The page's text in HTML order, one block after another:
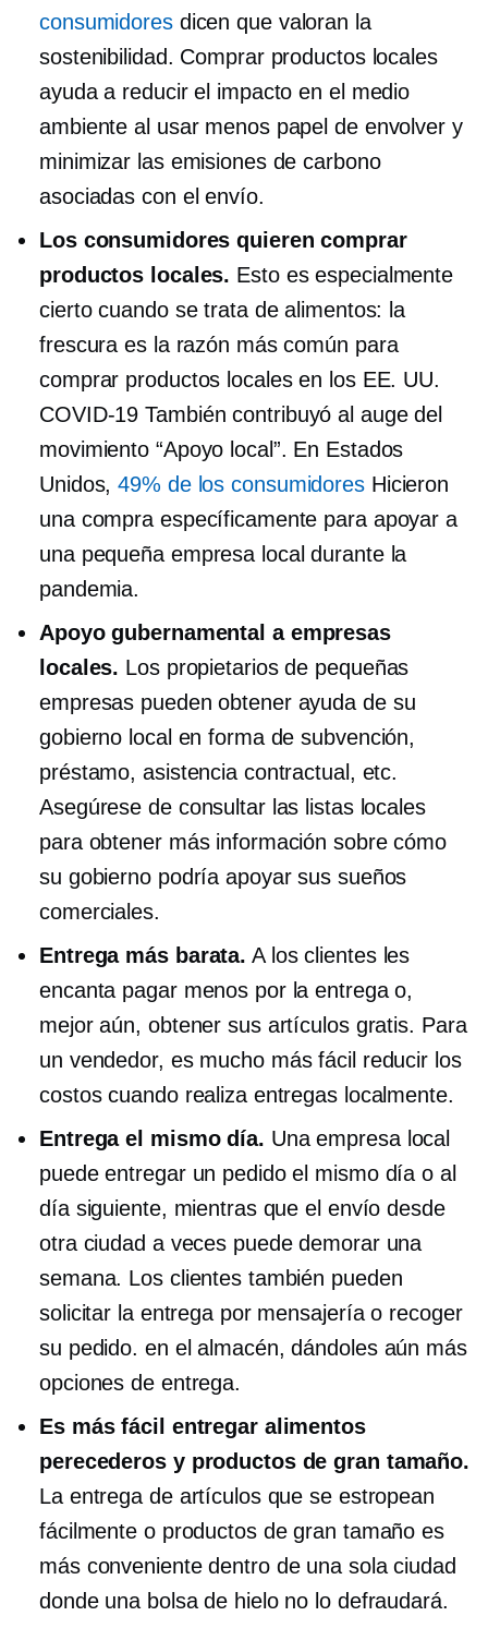
consumidoresdicen que valoran la
sostenibilidad. Comprar productos locales
ayuda a reducir el impacto en el medio
ambiente al usar menos papel de envolver y
minimizar las emisiones de carbono
asociadas con el envío.
Los consumidores quieren comprar
productos locales. Esto es especialmente
cierto cuando se trata de alimentos: la
frescura es la razón más común para
comprar productos locales en los EE. UU.
COVID-19 También contribuyó al auge del
movimiento “Apoyo local”. En Estados
Unidos,49% de los consumidoresHicieron
una compra específicamente para apoyar a
una pequeña empresa local durante la
pandemia.
Apoyo gubernamental a empresas
locales. Los propietarios de pequeñas
empresas pueden obtener ayuda de su
gobierno local en forma de subvención,
préstamo, asistencia contractual, etc.
Asegúrese de consultar las listas locales
para obtener más información sobre cómo
su gobierno podría apoyar sus sueños
comerciales.
Entrega más barata. A los clientes les
encanta pagar menos por la entrega o,
mejor aún, obtener sus artículos gratis. Para
un vendedor, es mucho más fácil reducir los
costos cuando realiza entregas localmente.
Entrega el mismo día. Una empresa local
puede entregar un pedido el mismo día o al
día siguiente, mientras que el envío desde
otra ciudad a veces puede demorar una
semana. Los clientes también pueden
solicitar la entrega por mensajería o recoger
su pedido. en el almacén, dándoles aún más
opciones de entrega.
Es más fácil entregar alimentos
perecederos y productos de gran tamaño.
La entrega de artículos que se estropean
fácilmente o productos de gran tamaño es
más conveniente dentro de una sola ciudad
donde una bolsa de hielo no lo defraudará.